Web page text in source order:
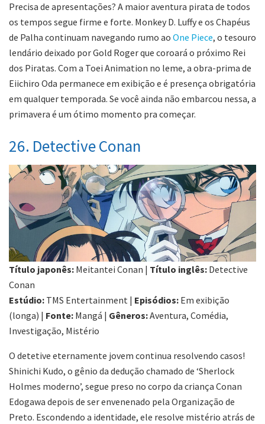
Precisa de apresentações? A maior aventura pirata de todos
os tempos segue firme e forte. Monkey D. Luffy e os Chapéus
de Palha continuam navegando rumo ao One Piece, o tesouro
lendário deixado por Gold Roger que coroará o próximo Rei
dos Piratas. Com a Toei Animation no leme, a obra-prima de
Eiichiro Oda permanece em exibição e é presença obrigatória
em qualquer temporada. Se você ainda não embarcou nessa, a
primavera é um ótimo momento pra começar.
26. Detective Conan
Título japonês: Meitantei Conan | Título inglês: Detective
Conan
Estúdio: TMS Entertainment | Episódios: Em exibição
(longa) | Fonte: Mangá | Gêneros:Aventura, Comédia,
Investigação, Mistério
O detetive eternamente jovem continua resolvendo casos!
Shinichi Kudo, o gênio da dedução chamado de ‘Sherlock
Holmes moderno’, segue preso no corpo da criança Conan
Edogawa depois de ser envenenado pela Organização de
Preto. Escondendo a identidade, ele resolve mistério atrás de